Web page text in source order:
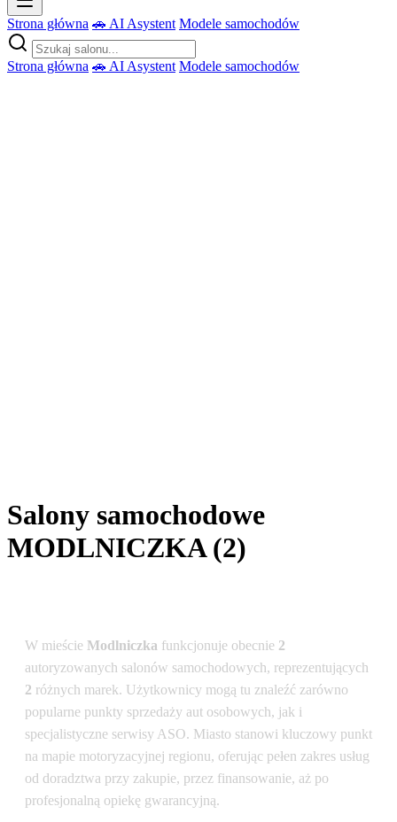
Strona główna 🚗 AI Asystent Modele samochodów
Strona główna 🚗 AI Asystent Modele samochodów
Salony samochodowe
MODLNICZKA (2)
W mieście Modlniczka funkcjonuje obecnie 2
autoryzowanych salonów samochodowych, reprezentujących
2 różnych marek. Użytkownicy mogą tu znaleźć zarówno
popularne punkty sprzedaży aut osobowych, jak i
specjalistyczne serwisy ASO. Miasto stanowi kluczowy punkt
na mapie motoryzacyjnej regionu, oferując pełen zakres usług
od doradztwa przy zakupie, przez finansowanie, aż po
profesjonalną opiekę gwarancyjną.